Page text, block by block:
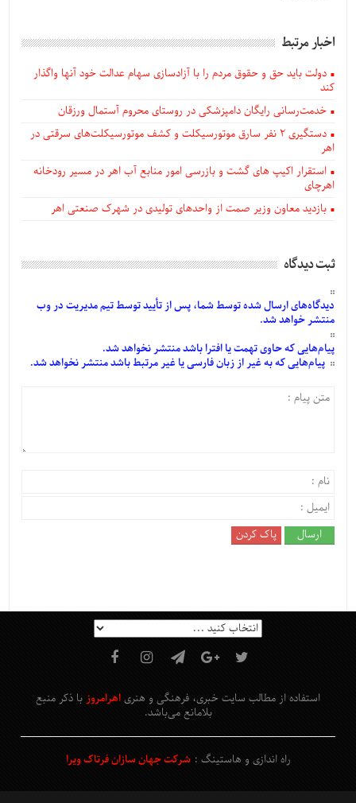
اخبار مرتبط
دولت باید حق و حقوق مردم را با آزادسازی سهام عدالت خود آنها واگذار
کند
خدمت‌رسانی رایگان دامپزشکی در روستای محروم آستمال ورزقان
دستگيری ۲ نفر سارق موتورسیکلت و کشف موتورسیکلت‌های سرقتی در
اهر
استقرار اکیپ های گشت و بازرسی امور منابع آب اهر در مسیر رودخانه
اهرچای
بازدید معاون وزیر صمت از واحدهای تولیدی در شهرک صنعتی اهر
ثبت دیدگاه
دیدگاه‌هایارسالشدهتوسط شما، پس ازتأییدتوسط تیم مدیریت در وب
منتشر خواهد شد.
پیام‌هاییکه حاوی تهمت یا افترا باشد منتشر نخواهد شد.
پیام‌هاییکه به غیر از زبان فارسی یا غیر مرتبط باشد منتشر نخواهد شد.
استفاده از مطالب سایت خبری، فرهنگی و هنری اهرامروز با ذکر منبع
بلامانع می‌باشد.
راه اندازی و هاستینگ :شرکت جهان سازان فرتاک ویرا